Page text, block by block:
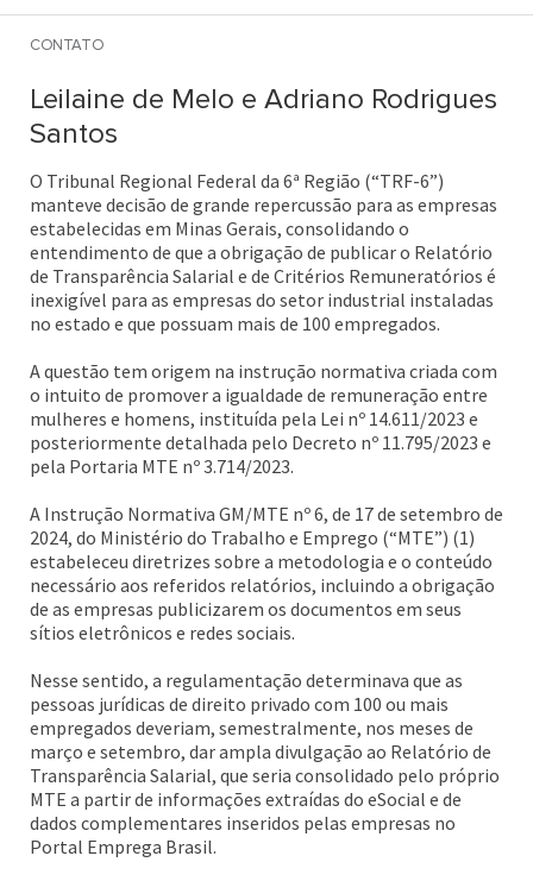
CONTATO
Igualdade Salarial
Leilaine de Melo e Adriano Rodrigues
Santos
O Tribunal Regional Federal da 6ª Região (“TRF-6”)
manteve decisão de grande repercussão para as empresas
estabelecidas em Minas Gerais, consolidando o
entendimento de que a obrigação de publicar o Relatório
de Transparência Salarial e de Critérios Remuneratórios é
inexigível para as empresas do setor industrial instaladas
no estado e que possuam mais de 100 empregados.
A questão tem origem na instrução normativa criada com
o intuito de promover a igualdade de remuneração entre
mulheres e homens, instituída pela Lei nº 14.611/2023 e
posteriormente detalhada pelo Decreto nº 11.795/2023 e
pela Portaria MTE nº 3.714/2023.
A Instrução Normativa GM/MTE nº 6, de 17 de setembro de
2024, do Ministério do Trabalho e Emprego (“MTE”) (1)
estabeleceu diretrizes sobre a metodologia e o conteúdo
necessário aos referidos relatórios, incluindo a obrigação
de as empresas publicizarem os documentos em seus
sítios eletrônicos e redes sociais.
Nesse sentido, a regulamentação determinava que as
pessoas jurídicas de direito privado com 100 ou mais
empregados deveriam, semestralmente, nos meses de
março e setembro, dar ampla divulgação ao Relatório de
Transparência Salarial, que seria consolidado pelo próprio
MTE a partir de informações extraídas do eSocial e de
dados complementares inseridos pelas empresas no
Portal Emprega Brasil.